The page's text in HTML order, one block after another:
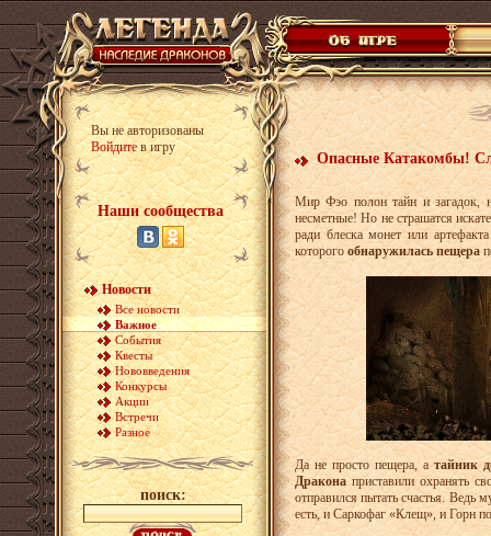
Вы не авторизованы
Войдитев игру
Наши сообщества
Новости
Все новости
Важное
События
Квесты
Нововведения
Конкурсы
Акции
Встречи
Разное
поиск:
Опасные Катакомбы!
Мир Фэо полон тайн и загадок,
несметные! Но не страшатся
ради блеска монет или
которогообнаружилась пещера
Да не просто пещера, атайник
Драконаприставили охранять
отправился пытать счастья. Ведь
есть, и Саркофаг «Клещ», и Горн